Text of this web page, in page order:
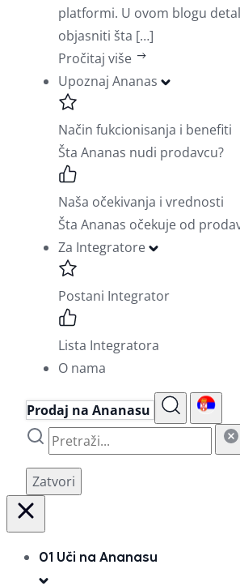
platformi. U ovom blogu
objasniti šta […]
Pročitaj više
Upoznaj Ananas
Način fukcionisanja i benefiti
Šta Ananas nudi prodavcu?
Naša očekivanja i vrednosti
Šta Ananas očekuje od
Za Integratore
Postani Integrator
Lista Integratora
O nama
Prodaj na Ananasu
Zatvori
01 Uči na Ananasu